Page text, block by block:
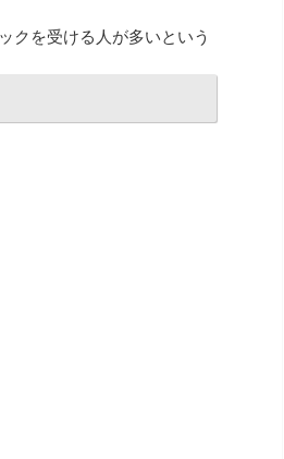
クを受ける人が多いという